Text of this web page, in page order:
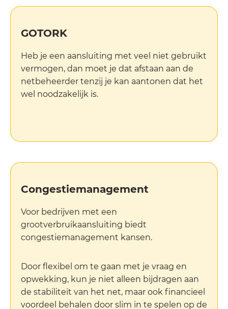
GOTORK
Heb je een aansluiting met veel niet gebruikt
vermogen, dan moet je dat afstaan aan de
netbeheerder tenzij je kan aantonen dat het
wel noodzakelijk is.
Congestiemanagement
Voor bedrijven met een
grootverbruikaansluiting biedt
congestiemanagement kansen.
Door flexibel om te gaan met je vraag en
opwekking, kun je niet alleen bijdragen aan
de stabiliteit van het net, maar ook financieel
voordeel behalen door slim in te spelen op de